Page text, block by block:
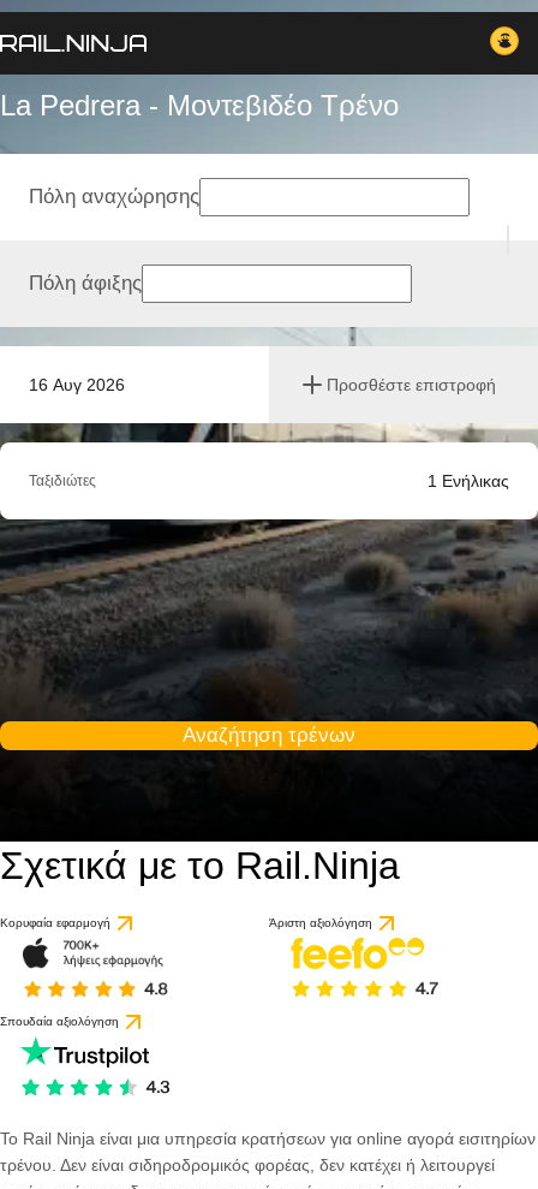
La Pedrera - Μοντεβιδέο Tρένο
16 Αυγ 2026 Προσθέστε επιστροφή
Πόλη αναχώρησης
Πόλη άφιξης
Ταξιδιώτες 1 Ενήλικας
Αναζήτηση τρένων
Σχετικά με το Rail.Ninja
Κορυφαία εφαρμογή Άριστη αξιολόγηση
Σπουδαία αξιολόγηση
Το Rail Ninja είναι μια υπηρεσία κρατήσεων για online αγορά εισιτηρίων
τρένου. Δεν είναι σιδηροδρομικός φορέας, δεν κατέχει ή λειτουργεί